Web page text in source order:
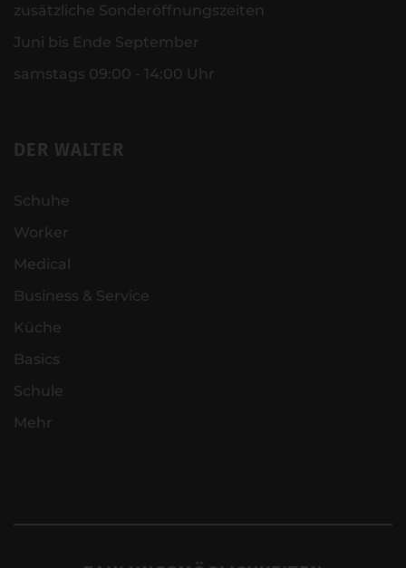
zusätzliche Sonderöffnungszeiten
Juni bis Ende September
samstags 09:00 - 14:00 Uhr
DER WALTER
Schuhe
Worker
Medical
Business & Service
Küche
Basics
Schule
Mehr